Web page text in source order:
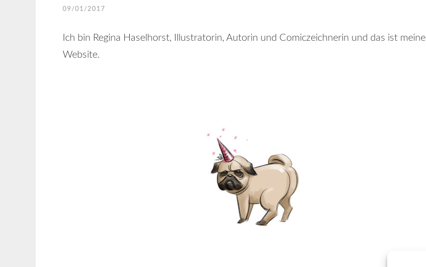
09/01/2017
Ich bin Regina Haselhorst, Illustratorin, Autorin und Comiczeichnerin und das ist meine
Website.